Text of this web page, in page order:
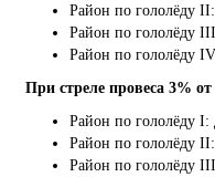
Район по гололёду
Район по гололёду
Район по гололёду
При стреле провеса 3%
Район по гололёду I:
Район по гололёду
Район по гололёду